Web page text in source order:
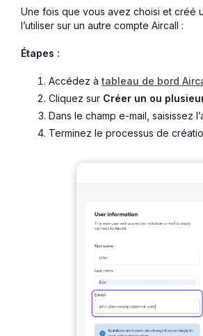
Une fois que vous avez choisi et créé
l’utiliser sur un autre compte Aircall :
Étapes :
Accédez à tableau de bord
Cliquez sur Créer un ou
Dans le champ e-mail, saisissez
Terminez le processus de